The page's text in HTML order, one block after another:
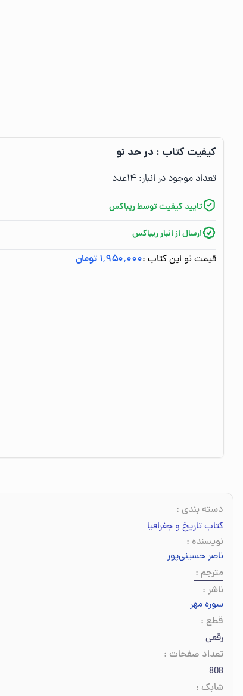
کیفیت کتاب :‌در حد نو
تعداد موجود در انبار:‌ ۱۴عدد
تایید کیفیت توسط ریباکس
ارسال از انبار ریباکس
قیمت نو این کتاب :۱٬۹۵۰٬۰۰۰ تومان
دسته بندی :
کتاب تاریخ و جغرافیا
نویسنده :
ناصر حسینی‌پور
مترجم :
ناشر :
سوره مهر
قطع :
رقعی
تعداد صفحات :
808
شابک :